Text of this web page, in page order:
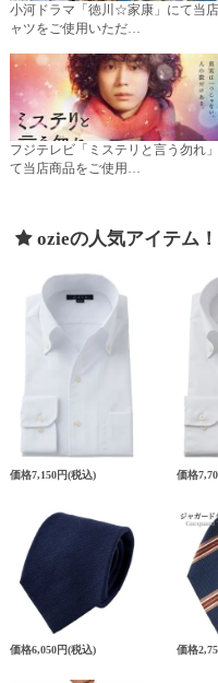
小河ドラマ「徳川☆家康」にて当
ャツをご使用いただ…
フジテレビ「ミステリと言う勿れ
て当店商品をご使用…
ozieの人気アイテム！
価格7,150円(税込) 価格
価格6,050円(税込) 価格